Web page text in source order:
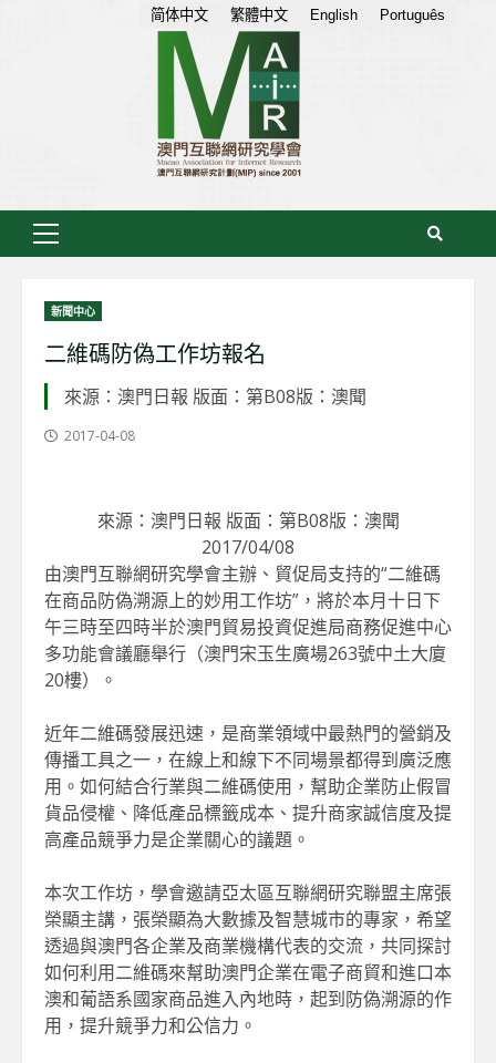
Primary
新聞中心
二維碼防偽工作坊報名
來源：澳門日報 版面：第B08版：澳聞
2017-04-08
來源：澳門日報 版面：第B08版：澳聞
2017/04/08
由澳門互聯網研究學會主辦、貿促局支持的“二維碼
在商品防偽溯源上的妙用工作坊”，將於本月十日下
午三時至四時半於澳門貿易投資促進局商務促進中心
多功能會議廳舉行（澳門宋玉生廣場263號中土大廈
20樓）。
近年二維碼發展迅速，是商業領域中最熱門的營銷及
傳播工具之一，在線上和線下不同場景都得到廣泛應
用。如何結合行業與二維碼使用，幫助企業防止假冒
貨品侵權、降低產品標籤成本、提升商家誠信度及提
高產品競爭力是企業關心的議題。
本次工作坊，學會邀請亞太區互聯網研究聯盟主席張
榮顯主講，張榮顯為大數據及智慧城市的專家，希望
透過與澳門各企業及商業機構代表的交流，共同探討
如何利用二維碼來幫助澳門企業在電子商貿和進口本
澳和葡語系國家商品進入內地時，起到防偽溯源的作
用，提升競爭力和公信力。
简体中文 繁體中文 English Português